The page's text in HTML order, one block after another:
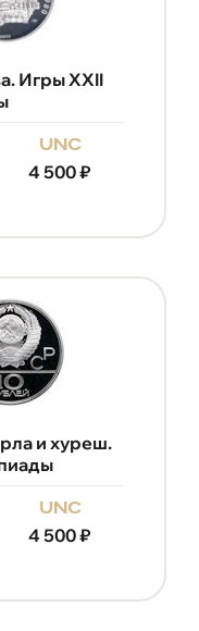
Игры XXII
unc
4 500₽
и хуреш.
unc
4 500₽